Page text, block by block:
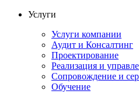
Услуги
Услуги компании
Аудит и Консалтинг
Проектирование
Реализация и
Сопровождение и
Обучение